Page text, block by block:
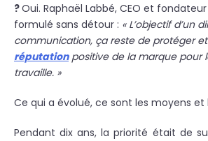
?Oui. Raphaël Labbé, CEO et fondateur
formulé sans détour : « L’objectif d’un
communication, ça reste de protéger
réputationpositive de la marque pour
travaille. »
Ce qui a évolué, ce sont les moyens et
Pendant dix ans, la priorité était de